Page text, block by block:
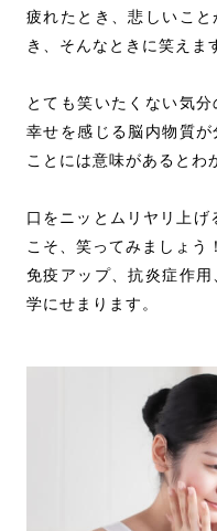
疲れたとき、悲しいこ
き、そんなときに笑えま
とても笑いたくない気
幸せを感じる脳内物質
ことには意味があるとわ
口をニッとムリヤリ上げ
こそ、笑ってみましょう！
免疫アップ、抗炎症作
学にせまります。